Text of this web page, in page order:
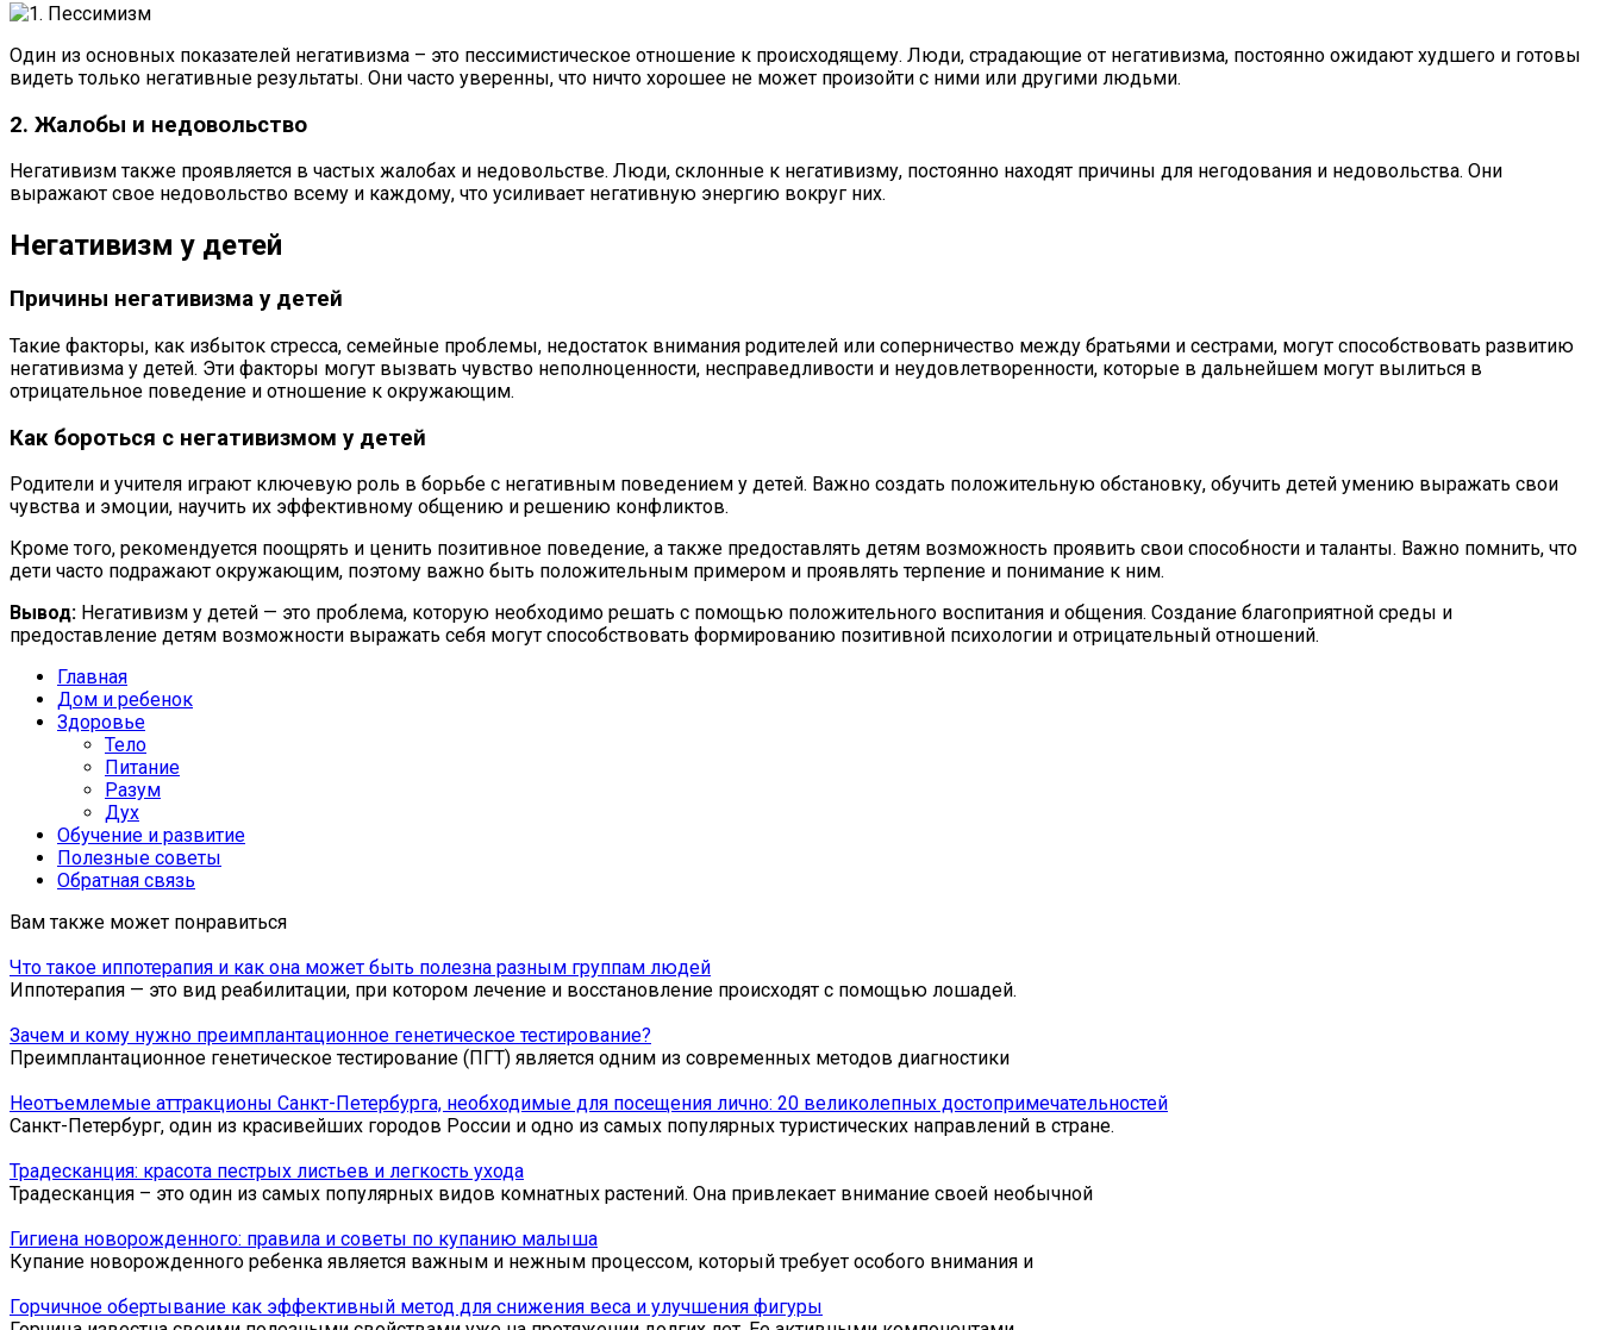
Один из основных показателей негативизма – это пессимистическое отношение к происходящему. Люди, страдающие от негативизма, постоянно ожидают худшего и готовы
видеть только негативные результаты. Они часто уверенны, что ничто хорошее не может произойти с ними или другими людьми.
2. Жалобы и недовольство
Негативизм также проявляется в частых жалобах и недовольстве. Люди, склонные к негативизму, постоянно находят причины для негодования и недовольства. Они
выражают свое недовольство всему и каждому, что усиливает негативную энергию вокруг них.
Негативизм у детей
Причины негативизма у детей
Такие факторы, как избыток стресса, семейные проблемы, недостаток внимания родителей или соперничество между братьями и сестрами, могут способствовать развитию
негативизма у детей. Эти факторы могут вызвать чувство неполноценности, несправедливости и неудовлетворенности, которые в дальнейшем могут вылиться в
отрицательное поведение и отношение к окружающим.
Как бороться с негативизмом у детей
Родители и учителя играют ключевую роль в борьбе с негативным поведением у детей. Важно создать положительную обстановку, обучить детей умению выражать свои
чувства и эмоции, научить их эффективному общению и решению конфликтов.
Кроме того, рекомендуется поощрять и ценить позитивное поведение, а также предоставлять детям возможность проявить свои способности и таланты. Важно помнить, что
дети часто подражают окружающим, поэтому важно быть положительным примером и проявлять терпение и понимание к ним.
Вывод: Негативизм у детей — это проблема, которую необходимо решать с помощью положительного воспитания и общения. Создание благоприятной среды и
предоставление детям возможности выражать себя могут способствовать формированию позитивной психологии и отрицательный отношений.
Главная
Дом и ребенок
Здоровье
Тело
Питание
Разум
Дух
Обучение и развитие
Полезные советы
Обратная связь
Вам также может понравиться
Что такое иппотерапия и как она может быть полезна разным группам людей
Иппотерапия — это вид реабилитации, при котором лечение и восстановление происходят с помощью лошадей.
Зачем и кому нужно преимплантационное генетическое тестирование?
Преимплантационное генетическое тестирование (ПГТ) является одним из современных методов диагностики
Неотъемлемые аттракционы Санкт-Петербурга, необходимые для посещения лично: 20 великолепных достопримечательностей
Санкт-Петербург, один из красивейших городов России и одно из самых популярных туристических направлений в стране.
Традесканция: красота пестрых листьев и легкость ухода
Традесканция – это один из самых популярных видов комнатных растений. Она привлекает внимание своей необычной
Гигиена новорожденного: правила и советы по купанию малыша
Купание новорожденного ребенка является важным и нежным процессом, который требует особого внимания и
Горчичное обертывание как эффективный метод для снижения веса и улучшения фигуры